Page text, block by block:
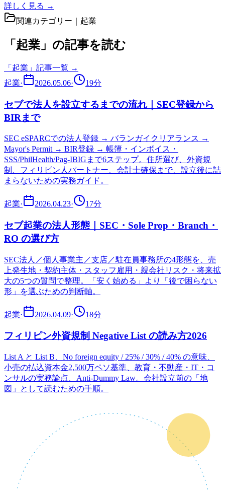
詳しく見る →
関連カテゴリー｜ 起業
「起業」の記事を読む
「 起業 」記事一覧 →
起業· 2026.05.06· 19分
セブで法人を設立するまでの流れ｜SEC登録から
BIRまで
SEC eSPARCでの法人登録 → バランガイクリアランス →
Mayor's Permit → BIR登録 → 帳簿・インボイス・
SSS/PhilHealth/Pag-IBIGまで6ステップ。住所選び、外資規
制、フィリピン人パートナー、会計士確保まで、設立後に詰
まらないための実務ガイド。
起業· 2026.04.23· 17分
セブ起業の法人形態｜SEC・Sole Prop・Branch・
RO の選び方
SEC法人／個人事業主／支店／駐在員事務所の4形態を、売
上発生地・契約主体・スタッフ雇用・親会社リスク・将来拡
大の5つの質問で整理。「安く始める」より「後で困らない
形」を選ぶための判断軸。
起業· 2026.04.09· 18分
フィリピン外資規制 Negative List の読み方2026
List A と List B、No foreign equity / 25% / 30% / 40% の意味、
小売の払込資本金2,500万ペソ基準、教育・不動産・IT・コ
ンサルの実務論点、Anti-Dummy Law。会社設立前の「地
図」として読むための手順。